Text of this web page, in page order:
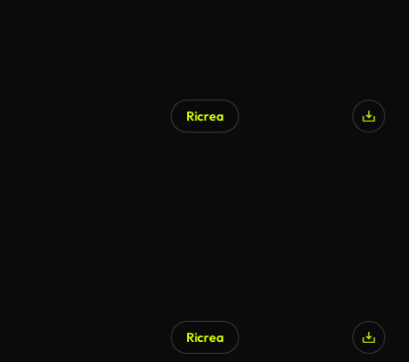
Ricrea
Ricrea